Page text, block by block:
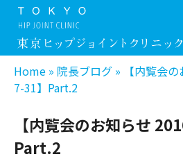
Home » 院長ブログ »
【内覧会
7-31】Part.2
【内覧会のお知らせ
Part.2